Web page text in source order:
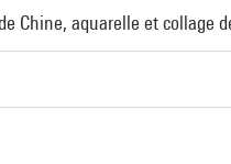
Chine, aquarelle et collage